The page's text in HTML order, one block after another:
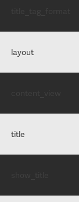
layout
title